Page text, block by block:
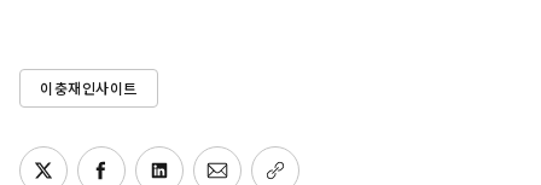
이충재인사이트